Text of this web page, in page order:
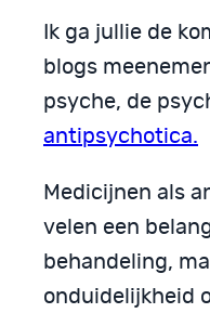
Ik ga jullie de
blogs
psyche, de
antipsychotica.
Medicijnen als
velen een
behandeling,
onduidelijkheid